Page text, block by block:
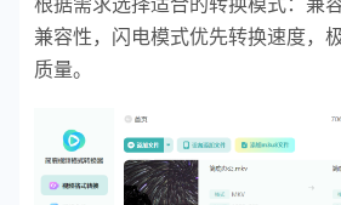
兼容性，闪电模式优先转换速度，
质量。